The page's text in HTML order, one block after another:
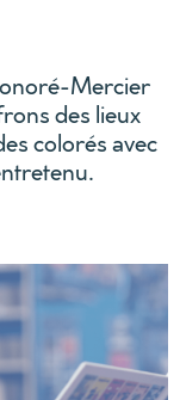
Mercier
des lieux
colorés avec